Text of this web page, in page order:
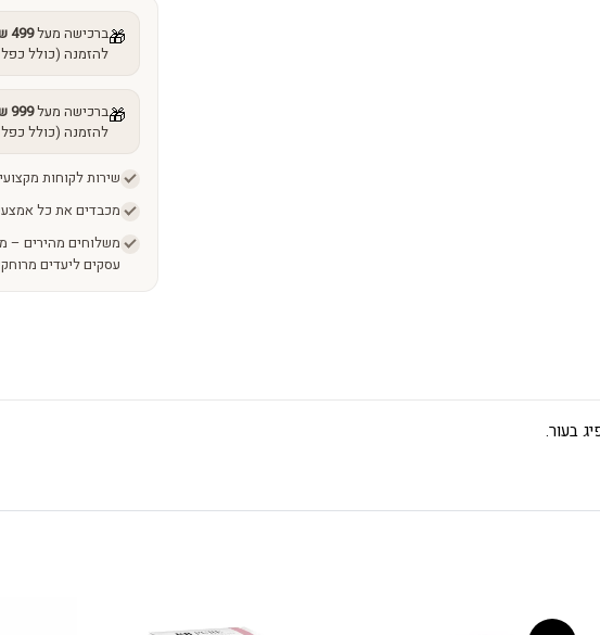
🎁ברכישה מעל499 ש"ח
להזמנה (כולל
🎁ברכישה מעל999 ש"ח
להזמנה (כולל
שירות לקוחות
מכבדים את כל
עסקים ליעדים
בעור.